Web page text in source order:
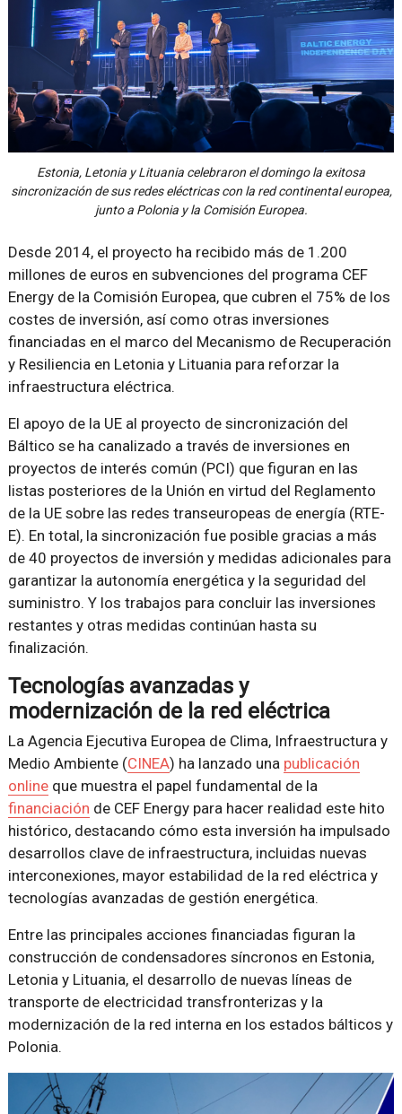
Estonia, Letonia y Lituania celebraron el domingo la exitosa
sincronización de sus redes eléctricas con la red continental europea,
junto a Polonia y la Comisión Europea.
Desde 2014, el proyecto ha recibido más de 1.200
millones de euros en subvenciones del programa CEF
Energy de la Comisión Europea, que cubren el 75% de los
costes de inversión, así como otras inversiones
financiadas en el marco del Mecanismo de Recuperación
y Resiliencia en Letonia y Lituania para reforzar la
infraestructura eléctrica.
El apoyo de la UE al proyecto de sincronización del
Báltico se ha canalizado a través de inversiones en
proyectos de interés común (PCI) que figuran en las
listas posteriores de la Unión en virtud del Reglamento
de la UE sobre las redes transeuropeas de energía (RTE-
E). En total, la sincronización fue posible gracias a más
de 40 proyectos de inversión y medidas adicionales para
garantizar la autonomía energética y la seguridad del
suministro. Y los trabajos para concluir las inversiones
restantes y otras medidas continúan hasta su
finalización.
Tecnologías avanzadas y
modernización de la red eléctrica
La Agencia Ejecutiva Europea de Clima, Infraestructura y
Medio Ambiente (CINEA) ha lanzado una publicación
onlineque muestra el papel fundamental de la
financiación de CEF Energy para hacer realidad este hito
histórico, destacando cómo esta inversión ha impulsado
desarrollos clave de infraestructura, incluidas nuevas
interconexiones, mayor estabilidad de la red eléctrica y
tecnologías avanzadas de gestión energética.
Entre las principales acciones financiadas figuran la
construcción de condensadores síncronos en Estonia,
Letonia y Lituania, el desarrollo de nuevas líneas de
transporte de electricidad transfronterizas y la
modernización de la red interna en los estados bálticos y
Polonia.